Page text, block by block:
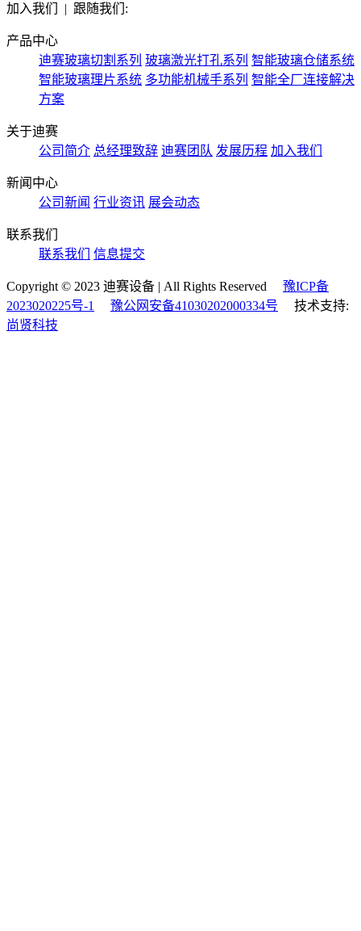
加入我们 | 跟随我们:
产品中心
迪赛玻璃切割系列 玻璃激光打孔系列 智能玻璃仓储系统
智能玻璃理片系统 多功能机械手系列 智能全厂连接解决
方案
关于迪赛
公司简介 总经理致辞 迪赛团队 发展历程 加入我们
新闻中心
公司新闻 行业资讯 展会动态
联系我们
联系我们
信息提交
Copyright © 2023 迪赛设备 | All Rights Reserved 豫ICP备
2023020225号-1
豫公网安备41030202000334号 技术支持:
尚贤科技